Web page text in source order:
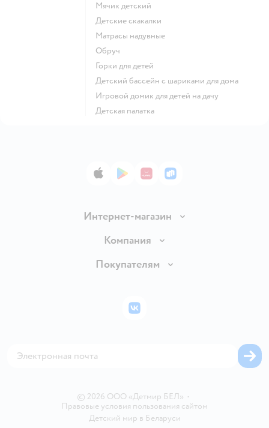
Мячик детский
Детские скакалки
Матрасы надувные
Обруч
Горки для детей
Детский бассейн с шариками для дома
Игровой домик для детей на дачу
Детская палатка
App StoreGoogle Play
AppGallery
RuStore
Интернет-магазин
Доставка и оплата
Правила продажи
Политика использования файлов cookie
Компания
Вакансии
Покупателям
Бонусные карты
© 2026 ООО «Детмир БЕЛ» •
Правовые условия пользования сайтом
Детский мир в Беларуси
ВКонтакте